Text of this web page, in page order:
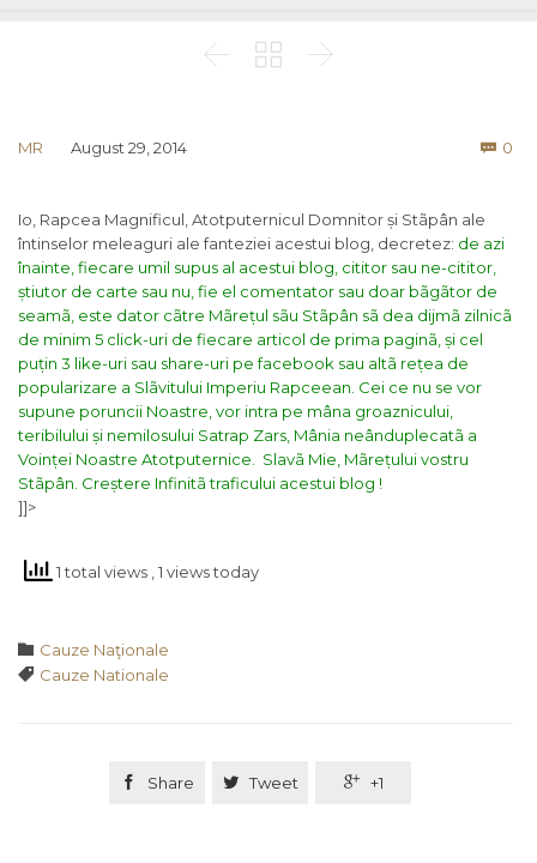
  
MR August 29, 2014  0
Io, Rapcea Magnificul, Atotputernicul Domnitor și Stãpân ale
întinselor meleaguri ale fanteziei acestui blog, decretez: de azi
înainte, fiecare umil supus al acestui blog, cititor sau ne-cititor,
știutor de carte sau nu, fie el comentator sau doar bãgãtor de
seamã, este dator cãtre Mãrețul sãu Stãpân sã dea dijmã zilnicã
de minim 5 click-uri de fiecare articol de prima paginã, și cel
puțin 3 like-uri sau share-uri pe facebook sau altã rețea de
popularizare a Slãvitului Imperiu Rapceean. Cei ce nu se vor
supune poruncii Noastre, vor intra pe mâna groaznicului,
teribilului și nemilosului Satrap Zars, Mânia neânduplecatã a
Voinței Noastre Atotputernice.
Slavã Mie, Mãrețului vostru
Stãpân. Creștere Infinitã traficului acestui blog !
]]>
1 total views , 1 views today
 Category
Cauze Naţionale
 Tags
Cauze Nationale
 Share  Tweet  +1